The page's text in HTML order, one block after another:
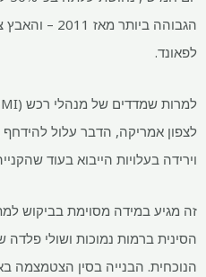
לפאונד.
לצפון אמריקה, הדבר עלול
וירידה בעלויות הייבוא ​​בעוד
זה מגיע במידה מסוימת בביקוש
הסינית ברמות נמוכות ושולי